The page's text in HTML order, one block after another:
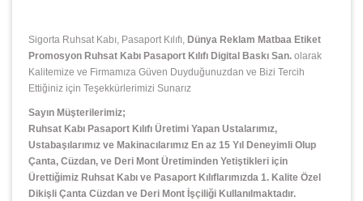
Sigorta Ruhsat Kabı, Pasaport Kılıfı, Dünya Reklam Matbaa Etiket
Promosyon Ruhsat Kabı Pasaport Kılıfı Digital Baskı San. olarak
Kalitemize ve Firmamıza Güven Duyduğunuzdan ve Bizi Tercih
Ettiğiniz için Teşekkürlerimizi Sunarız
Sayın Müşterilerimiz;
Ruhsat Kabı Pasaport Kılıfı Üretimi Yapan Ustalarımız,
Ustabaşılarımız ve Makinacılarımız En az 15 Yıl Deneyimli Olup
Çanta, Cüzdan, ve Deri Mont Üretiminden Yetiştikleri için
Ürettiğimiz Ruhsat Kabı ve Pasaport Kılıflarımızda 1. Kalite Özel
Dikişli Çanta Cüzdan ve Deri Mont İşçiliği Kullanılmaktadır.